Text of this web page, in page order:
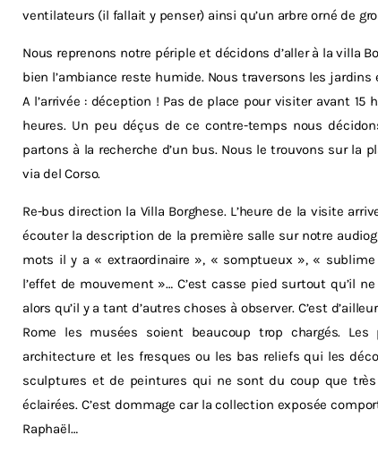
ventilateurs (il fallait y penser) ainsi qu’un arbre orné de
Nous reprenons notre périple et décidons d’aller à la villa
bien l’ambiance reste humide. Nous traversons les
A l’arrivée : déception ! Pas de place pour visiter avant 15
heures. Un peu déçus de ce contre-temps nous
partons à la recherche d’un bus. Nous le trouvons sur
via del Corso.
Re-bus direction la Villa Borghese. L’heure de la visite
écouter la description de la première salle sur notre
mots il y a « extraordinaire », « somptueux », «
l’effet de mouvement »… C’est casse pied surtout qu’il
alors qu’il y a tant d’autres choses à observer. C’est
Rome les musées soient beaucoup trop chargés.
architecture et les fresques ou les bas reliefs qui les
sculptures et de peintures qui ne sont du coup que
éclairées. C’est dommage car la collection exposée
Raphaël…